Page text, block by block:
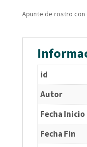
Apunte de rostro
id
Autor
Fecha Inicio
Fecha Fin